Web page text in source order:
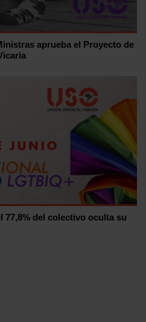
aprueba el Proyecto de
77,8% del colectivo oculta su